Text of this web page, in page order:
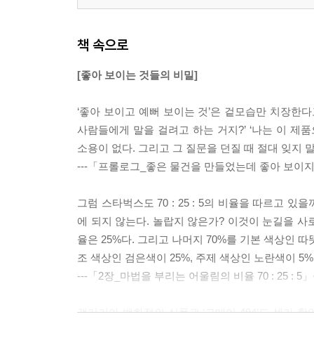
책 속으로
[좋아 보이는 것들의 비밀]
‘좋아 보이고 예뻐 보이는 것’은 겉모습만 치장한
사람들에게 말을 걸려고 하는 거지?’ ‘나는 이 제
소용이 없다. 그리고 그 질문을 던질 때 절대 잊지
---「프롤로그_좋은 물건을 만들었는데 좋아 보이
그럼 스타벅스도 70 : 25 : 5의 비율을 따르고 있
에 되지 않는다. 놀랍지 않은가? 이것이 눈길을
율은 25%다. 그리고 나머지 70%를 기본 색상인
조 색상인 검은색이 25%, 주제 색상인 노란색이
---「2장_마법을 부리는 어울림의 비율 70 : 25 : 5
갤러리아 백화점의 식품관 ‘고메이 494’도 셀카